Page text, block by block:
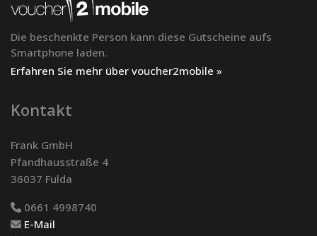
Die beschenkte Person kann diese Gutscheine aufs
Smartphone laden.
Erfahren Sie mehr über voucher2mobile »
Kontakt
Frank GmbH
Pfandhausstraße 4
36037 Fulda
0661 4998740
E-Mail